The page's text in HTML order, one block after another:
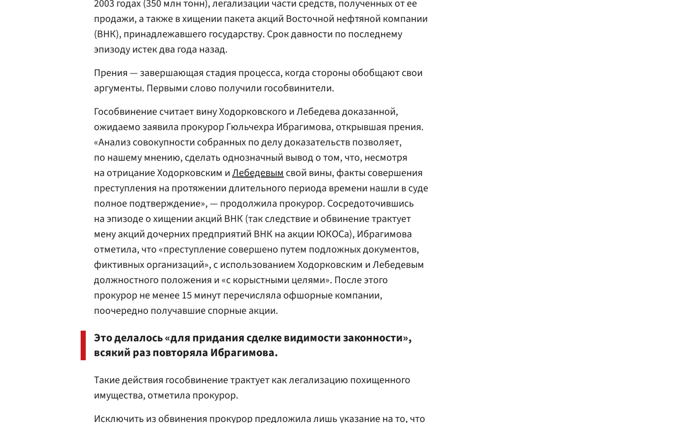
2003 годах (350 млн тонн), легализации части средств, полученных от ее
продажи, а также в хищении пакета акций Восточной нефтяной компании
(ВНК), принадлежавшего государству. Срок давности по последнему
эпизоду истек два года назад.
Прения — завершающая стадия процесса, когда стороны обобщают свои
аргументы. Первыми слово получили гособвинители.
Гособвинение считает вину Ходорковского и Лебедева доказанной,
ожидаемо заявила прокурор Гюльчехра Ибрагимова, открывшая прения.
«Анализ совокупности собранных по делу доказательств позволяет,
по нашему мнению, сделать однозначный вывод о том, что, несмотря
на отрицание Ходорковским иЛебедевымсвой вины, факты совершения
преступления на протяжении длительного периода времени нашли в суде
полное подтверждение», — продолжила прокурор. Сосредоточившись
на эпизоде о хищении акций ВНК (так следствие и обвинение трактует
мену акций дочерних предприятий ВНК на акции ЮКОСа), Ибрагимова
отметила, что «преступление совершено путем подложных документов,
фиктивных организаций», с использованием Ходорковским и Лебедевым
должностного положения и «с корыстными целями». После этого
прокурор не менее 15 минут перечисляла офшорные компании,
поочередно получавшие спорные акции.
Это делалось «для придания сделке видимости законности»,
всякий раз повторяла Ибрагимова.
Такие действия гособвинение трактует как легализацию похищенного
имущества, отметила прокурор.
Исключить из обвинения прокурор предложила лишь указание на то, что